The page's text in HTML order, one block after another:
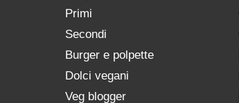
Primi
Secondi
Burger e polpette
Dolci vegani
Veg blogger